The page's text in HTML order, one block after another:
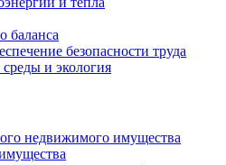
баланса
безопасности труда
и экология
недвижимого имущества